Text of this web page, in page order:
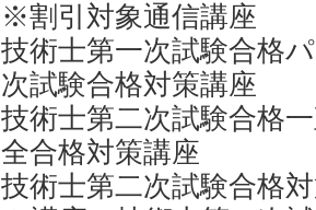
※割引対象通信講座
技術士第一次試験合格
次試験合格対策講座
技術士第二次試験合格
全合格対策講座
技術士第二次試験合格